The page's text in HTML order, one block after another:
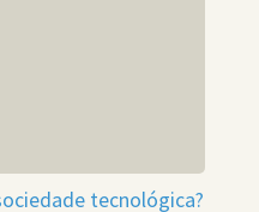
tecnológica?